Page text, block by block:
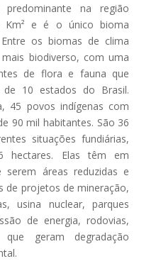
na região
Km² e é o único bioma
Entre os biomas de clima
biodiverso, com uma
de flora e fauna que
de 10 estados do Brasil.
45 povos indígenas com
90 mil habitantes. São 36
situações fundiárias,
hectares. Elas têm em
áreas reduzidas e
de projetos de mineração,
usina nuclear, parques
de energia, rodovias,
geram degradação